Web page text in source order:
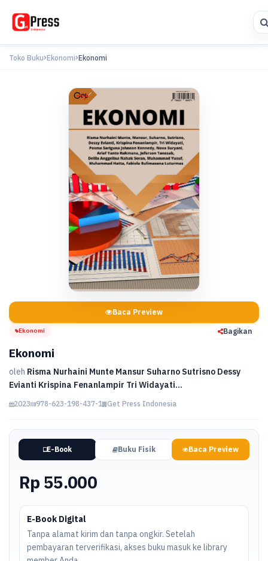
Toko Buku Ekonomi Ekonomi
Baca Preview
Ekonomi Bagikan
Ekonomi
oleh Risma Nurhaini Munte Mansur Suharno Sutrisno Dessy
Evianti Krispina Fenanlampir Tri Widayati...
2023 978-623-198-437-1 Get Press Indonesia
E-Book Buku Fisik Baca Preview
Rp 55.000
E-Book Digital
Tanpa alamat kirim dan tanpa ongkir. Setelah
pembayaran terverifikasi, akses buku masuk ke library